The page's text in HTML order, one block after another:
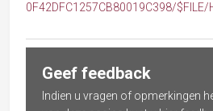
0F42DFC1257CB80019C398/$FILE/
Geef feedback
Indien u vragen of opmerkingen